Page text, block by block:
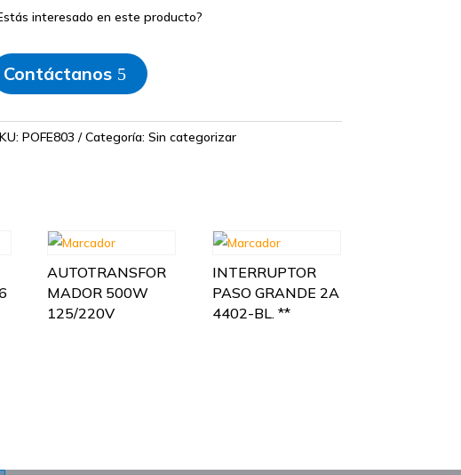
interesado en este producto?
Contáctanos
POFE803 Categoría: Sin categorizar
AUTOTRANSFOR
MADOR 500W
125/220V
INTERRUPTOR
PASO GRANDE 2A
4402-BL. **